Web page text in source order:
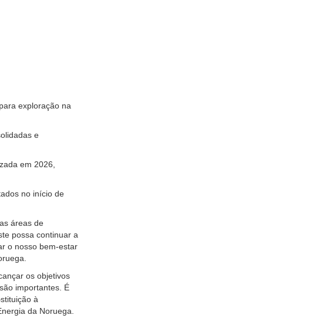
exploração na
e
em 2026,
no início de
áreas de
possa continuar a
o nosso bem-estar
os objetivos
importantes. É
à
da Noruega.